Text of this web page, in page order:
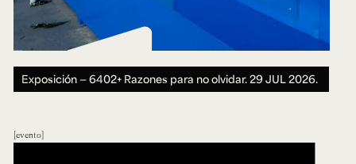
Exposición — 6402+ Razones para no olvidar.29 JUL 2026.
evento